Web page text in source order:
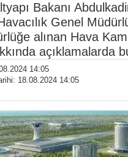
Bakanı
Genel
alınan Hava
açıklamalarda
14:05
18.08.2024 14:05